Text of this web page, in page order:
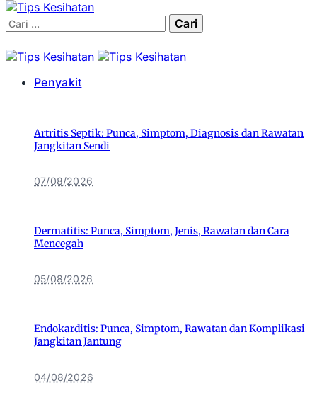
Cari:
Penyakit
Artritis Septik: Punca, Simptom, Diagnosis dan Rawatan
Jangkitan Sendi
07/08/2026
Dermatitis: Punca, Simptom, Jenis, Rawatan dan Cara
Mencegah
05/08/2026
Endokarditis: Punca, Simptom, Rawatan dan Komplikasi
Jangkitan Jantung
04/08/2026